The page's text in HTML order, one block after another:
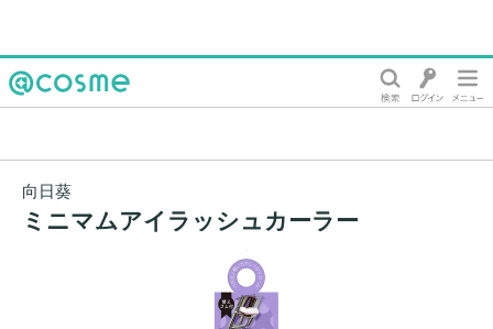
向日葵
ミニマムアイラッシュカーラー